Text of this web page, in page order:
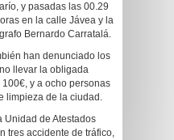
y pasadas las 00.29
en la calle Jávea y la
Bernardo Carratalá.​
han denunciado los
llevar la obligada
y a ocho personas
limpieza de la ciudad.
Unidad de Atestados
tres accidente de tráfico,